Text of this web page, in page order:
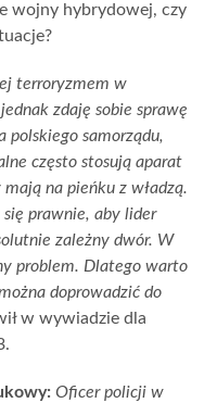
wojny hybrydowej, czy
terroryzmem w
zdaję sobie sprawę
polskiego samorządu,
często stosują aparat
na pieńku z władzą.
prawnie, aby lider
zależny dwór. W
problem. Dlatego warto
doprowadzić do
w wywiadzie dla
Oficer policji w